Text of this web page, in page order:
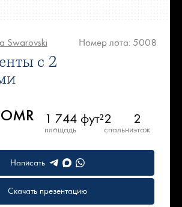
Swarovski Номер лота: 5008
с 2
1 744 фут²
площадь
2
спальни
2
этаж
Написать
Скачать презентацию